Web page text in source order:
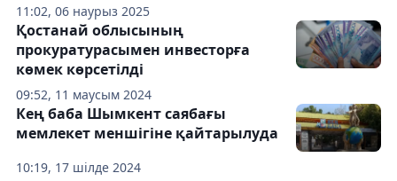
11:02, 06 наурыз 2025
09:52, 11 маусым 2024
Қостанай облысының
прокуратурасымен инвесторға
көмек көрсетілді
10:19, 17 шілде 2024
Кең баба Шымкент саябағы
мемлекет меншігіне қайтарылуда